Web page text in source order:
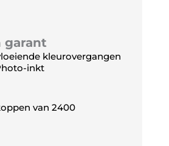
garant
kleurovergangen
inkt
van 2400